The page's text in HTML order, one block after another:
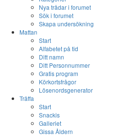
Nya trådar i forumet
Sök i forumet
Skapa undersökning
Mattan
Start
Alfabetet på tid
Ditt namn
Ditt Personnummer
Gratis program
Körkortsfrågor
Lösenordsgenerator
Träffa
Start
Snackis
Galleriet
Gissa Åldern